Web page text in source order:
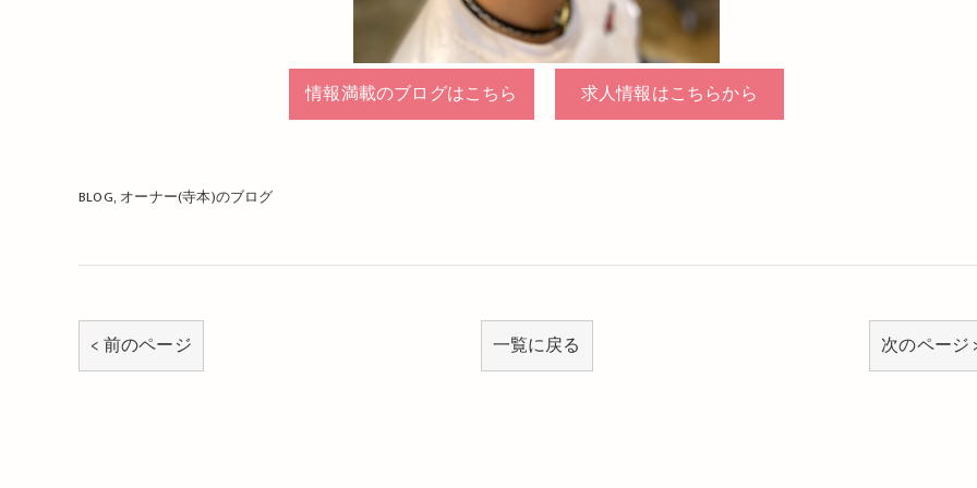
情報満載のブログはこちら 求人情報はこちらから
BLOG オーナー(寺本)のブログ
< 前のページ 一覧に戻る 次のページ